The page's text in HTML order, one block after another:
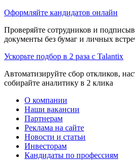
Оформляйте кандидатов онлайн
Проверяйте сотрудников и
документы без бумаг и личных
Ускорьте подбор в 2 раза с Talantix
Автоматизируйте сбор откликов,
собирайте аналитику в 2 клика
О компании
Наши вакансии
Партнерам
Реклама на сайте
Новости и статьи
Инвесторам
Кандидаты по профессиям